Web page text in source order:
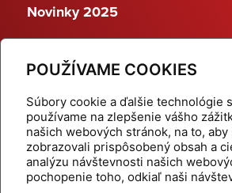
POUŽÍVAME COOKIES
Súbory cookie a ďalšie technológie
používame na zlepšenie vášho
našich webových stránok, na to, aby
zobrazovali prispôsobený obsah a
analýzu návštevnosti našich
pochopenie toho, odkiaľ naši
Novinky 2025
Dynamické termostatické ventily
Domov
Produkty
Aktuality
Odber